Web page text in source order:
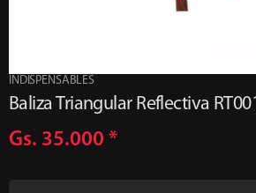
INDISPENSABLES
Baliza Triangular Reflectiva
Gs. 35.000 *